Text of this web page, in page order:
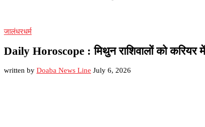
जालंधरधर्म
Daily Horoscope : मिथुन राशिवालों को करियर
written by Doaba News Line July 6, 2026